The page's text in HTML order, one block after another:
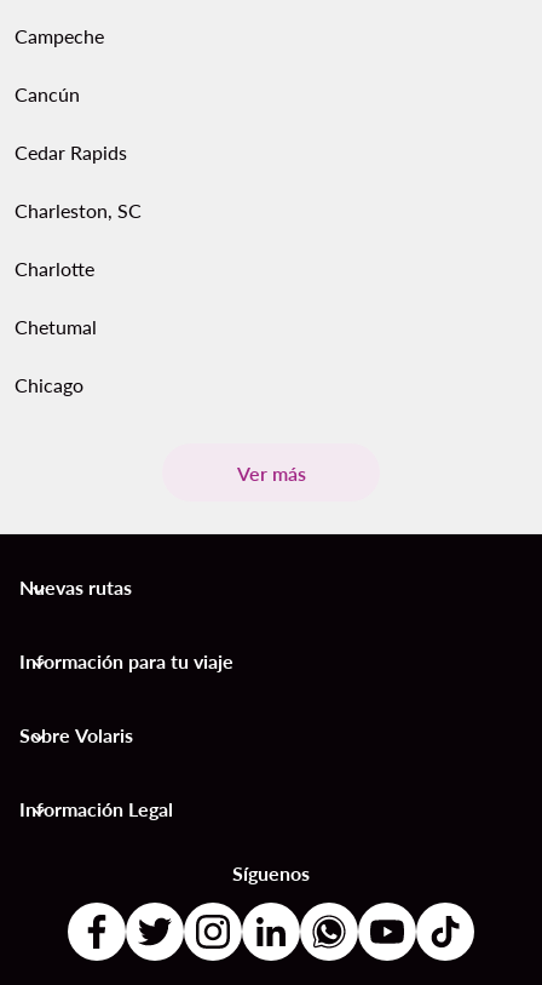
Campeche
Cancún
Cedar Rapids
Charleston, SC
Charlotte
Chetumal
Chicago
Ver más
Nuevas rutas
keyboard_arrow_down
Información para tu viaje
keyboard_arrow_down
Sobre Volaris
keyboard_arrow_down
Información Legal
keyboard_arrow_down
Síguenos